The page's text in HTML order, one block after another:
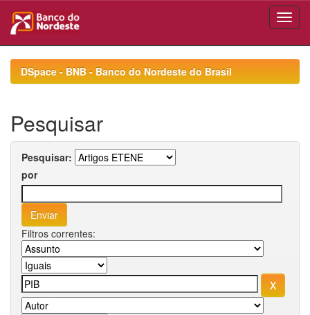
navigationDSpace - BNB - Banco do Nordeste do Brasil
Pesquisar
Pesquisar:
por
Filtros correntes: